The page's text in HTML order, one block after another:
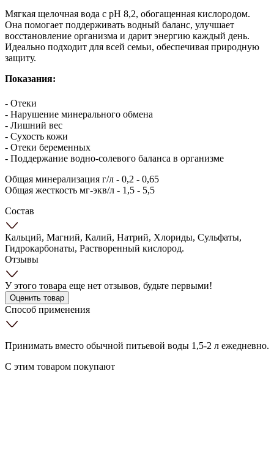
Мягкая щелочная вода с pH 8,2, обогащенная кислородом.
Она помогает поддерживать водный баланс, улучшает
восстановление организма и дарит энергию каждый день.
Идеально подходит для всей семьи, обеспечивая природную
защиту.
Показания:
- Отеки
- Нарушение минерального обмена
- Лишний вес
- Сухость кожи
- Отеки беременных
- Поддержание водно-солевого баланса в организме
Общая минерализация г/л - 0,2 - 0,65
Общая жесткость мг-экв/л - 1,5 - 5,5
Состав
Кальций, Магний, Калий, Натрий, Хлориды, Сульфаты,
Гидрокарбонаты, Растворенный кислород.
Отзывы
У этого товара еще нет отзывов, будьте первыми!
Оценить товар
Способ применения
Принимать вместо обычной питьевой воды 1,5-2 л ежедневно.
С этим товаром покупают